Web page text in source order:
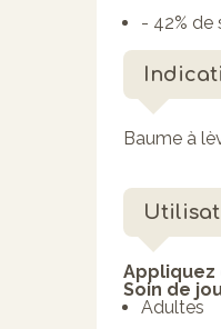
- 42%
Baume à
Appliquez
Soin de
Adultes